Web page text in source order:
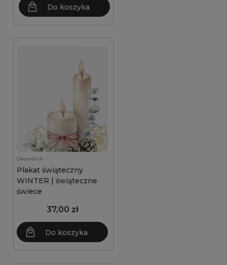
Do koszyka
Decordruk
Plakat świąteczny
WINTER | świąteczne
świece
37,00 zł
Do koszyka